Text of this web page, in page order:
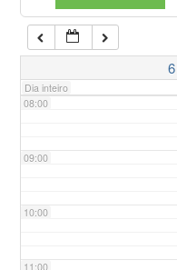
6
Dia inteiro
07:00
08:00
09:00
10:00
11:00